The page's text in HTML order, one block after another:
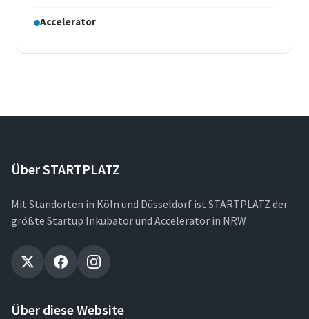
Accelerator
Über STARTPLATZ
Mit Standorten in Köln und Düsseldorf ist STARTPLATZ der
größte Startup Inkubator und Accelerator in NRW
Über diese Website